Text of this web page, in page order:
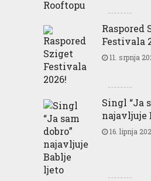
Raspored
Festivala
11. srpnja
Singl “Ja
najavljuje
16. lipnja